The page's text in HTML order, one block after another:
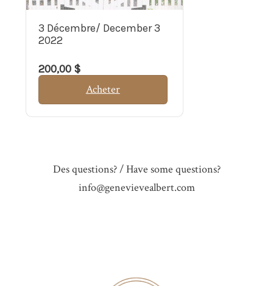
3 Décembre/ December 3
2022
200,00 $
Acheter
Des questions? / Have some questions?
info@genevievealbert.com